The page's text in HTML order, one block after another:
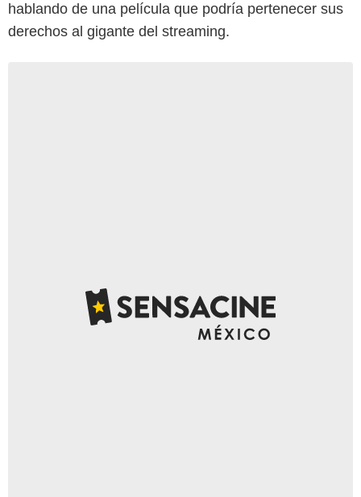
hablando de una película que podría pertenecer sus
derechos al gigante del streaming.